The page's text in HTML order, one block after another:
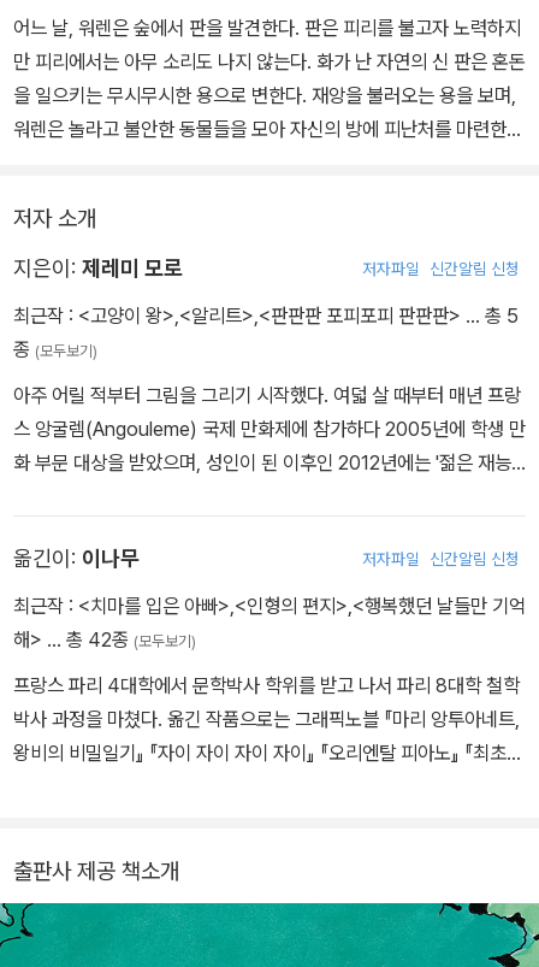
이 사라진 ‘판’의 모습은 자연을 떠올리게 한다. 함께 살아가려 하지
않는다면, 자연 역시도 혼자만의 힘으로 지켜 낼 수 없기 때문이다. 신
을 찾는 이가 없어진 순간부터 판은 더 이상 사람들과 함께 사는 신이
아닌 신화 속 괴물의 모습으로 변화한다. 판이 다시 자연의 노래를 기
로는 변화무쌍한 자연을 신화적인 존재 ‘판’을 통해 다시금 되새기고
생각해 보게 하는 그림책이다.
듣는 이가 없어 피리를 불 수 없게 되고 어느 날 화가 치밀어 피리를
삼켜버렸다는 여왕개미의 해석과 재앙에 대처하자는 제안을 파악한
다음 ‘더 생각할 것’ 없이 행동한다. 피난처를 구하는 동물들을 정성껏
보살피고 보금자리를 마련한다. 동물들은 워렌과 함께 방어벽을 쌓
부른다. 그 합창이 마침내 판의 가슴을 울리면서 세상의 평화에 이르
낱낱이 그린 동물과 사람 합창단원은 세계의 재앙을 가라앉히고자 두
손 모은 낱낱의 염원이다. 숭고한 주제를 구현하기 위해 만화 기반의
아티스트가 그림책다운 서사와 형식을 연구하고 고민한 이 결과물은
작가의 영민한 화법의 성공과 함께 꾸준히 호명될 것이다.
으로 변하는 장면을 본다면 기후 위기 상황이 얼마나 시급한지, 인간
을 비롯한 모든 생명의 생존이 얼마나 위협받는지 단번에 느낄 듯하
다.
다가올 재앙을 알고 몰려든 숲속 동물을 구하려고 어린이는 자기 방
이 마구 쏟아내는 불과 우박과 홍수와 폭풍우는 그칠 기미가 없다. 한
번 손상되면 회복되기 어려운 자연이 그러하듯이.
린 자연의 노래를 되찾아 불러야 한다. 모두 함께 해야 할 일이다. 숲
속 동물을 구하려고 피난처를 만든 사람은 어린이지만 숲이 더 이상
노래하지 않는다는 사실을 가장 먼저 발견한 사람은 할머니였듯 어린
이와 어른이, 모든 세대와 인종이, 온 인류가 함께.
어느 날, 워렌은 숲에서 판을 발견한다. 판은 피리를 불고자 노력하지
만 피리에서는 아무 소리도 나지 않는다. 화가 난 자연의 신 판은 혼돈
을 일으키는 무시무시한 용으로 변한다. 재앙을 불러오는 용을 보며,
워렌은 놀라고 불안한 동물들을 모아 자신의 방에 피난처를 마련한
자신의 방에 노아의 방주를 만든 워렌은 동물들과 다 함께 판의 노래
를 부른다. 노래를 들은 판은 세상의 아름다운 선율을 떠올리게 된다.
용을 잠재우고, 판은 마침내 원래의 모습으로 돌아온다. 생태적 감수
성을 일깨워 줄 따뜻하고 강렬한 메시지를 담은 그림책이다.
저자 소개
지은이: 제레미 모로 저자파일 신간알림 신청
최근작 : <고양이 왕>,<알리트>,<판판판 포피포피 판판판> … 총 5
종 (모두보기)
아주 어릴 적부터 그림을 그리기 시작했다. 여덟 살 때부터 매년 프랑
스 앙굴렘(Angouleme) 국제 만화제에 참가하다 2005년에 학생 만
화 부문 대상을 받았으며, 성인이 된 이후인 2012년에는 '젊은 재능
든 글, 새로운 관점을 제시하는 이야기 등으로 대중과 전문가들 사이
에서 높은 평가를 받고 있는 작가이다. 대표작으로 그래픽 노블 《표범
이 말했다》(2021년 볼로냐 라가치상 코믹스 영어덜트 부문 대상 수
옮긴이: 이나무 저자파일 신간알림 신청
최근작 : <치마를 입은 아빠>,<인형의 편지>,<행복했던 날들만 기억
해> … 총 42종 (모두보기)
프랑스 파리 4대학에서 문학박사 학위를 받고 나서 파리 8대학 철학
박사 과정을 마쳤다. 옮긴 작품으로는 그래픽노블 『마리 앙투아네트,
왕비의 비밀일기』 『자이 자이 자이 자이』 『오리엔탈 피아노』 『최초의
린이 그림책이 있다.
출판사 제공 책소개